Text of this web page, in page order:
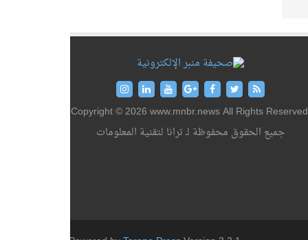
Copyright © 2026 www.mnbr.news All Rights
جميع الحقوق محفوظة لـ ترانا لتقنية المعلومات